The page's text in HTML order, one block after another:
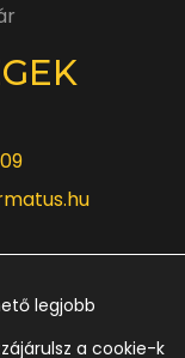
legjobb
a cookie-k